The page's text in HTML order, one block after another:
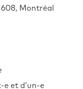
608, Montréal
et d’un-e